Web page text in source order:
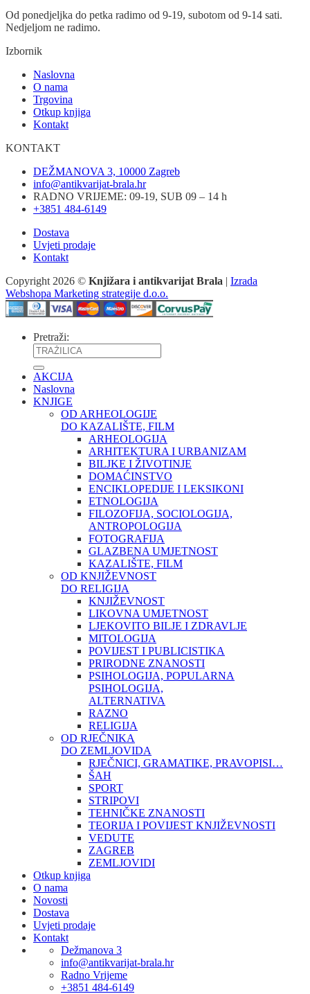
Od ponedjeljka do petka radimo od 9-19, subotom od 9-14 sati.
Nedjeljom ne radimo.
Izbornik
Naslovna
O nama
Trgovina
Otkup knjiga
Kontakt
KONTAKT
DEŽMANOVA 3, 10000 Zagreb
info@antikvarijat-brala.hr
RADNO VRIJEME: 09-19, SUB 09 – 14 h
+3851 484-6149
Dostava
Uvjeti prodaje
Kontakt
Copyright 2026 © Knjižara i antikvarijat Brala | Izrada
Webshopa Marketing strategije d.o.o.
Pretraži:
AKCIJA
Naslovna
KNJIGE
OD ARHEOLOGIJE
DO KAZALIŠTE, FILM
ARHEOLOGIJA
ARHITEKTURA I URBANIZAM
BILJKE I ŽIVOTINJE
DOMAĆINSTVO
ENCIKLOPEDIJE I LEKSIKONI
ETNOLOGIJA
FILOZOFIJA, SOCIOLOGIJA,
ANTROPOLOGIJA
FOTOGRAFIJA
GLAZBENA UMJETNOST
KAZALIŠTE, FILM
OD KNJIŽEVNOST
DO RELIGIJA
KNJIŽEVNOST
LIKOVNA UMJETNOST
LJEKOVITO BILJE I ZDRAVLJE
MITOLOGIJA
POVIJEST I PUBLICISTIKA
PRIRODNE ZNANOSTI
PSIHOLOGIJA, POPULARNA
PSIHOLOGIJA,
ALTERNATIVA
RAZNO
RELIGIJA
OD RJEČNIKA
DO ZEMLJOVIDA
RJEČNICI, GRAMATIKE, PRAVOPISI…
ŠAH
SPORT
STRIPOVI
TEHNIČKE ZNANOSTI
TEORIJA I POVIJEST KNJIŽEVNOSTI
VEDUTE
ZAGREB
ZEMLJOVIDI
Otkup knjiga
O nama
Novosti
Dostava
Uvjeti prodaje
Kontakt
Dežmanova 3
info@antikvarijat-brala.hr
Radno Vrijeme
+3851 484-6149